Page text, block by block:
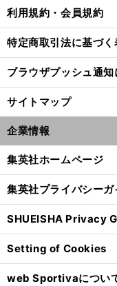
利用規約・会員規約
特定商取引法に基づ
ブラウザプッシュ通知
サイトマップ
企業情報
集英社ホームページ
集英社プライバシー
SHUEISHA Privacy
Setting of Cookies
web Sportivaについ